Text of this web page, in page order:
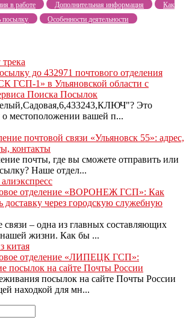
в работе
Дополнительная информация
Как
посылку
Особенности деятельности
до 432971 почтового отделения
ГСП-1» в Ульяновской области с
Поиска Посылок
Это
местоположении вашей п...
почтовой связи «Ульяновск 55»: адрес,
контакты
почты, где вы сможете отправить или
Наше отдел...
отделение «ВОРОНЕЖ ГСП»: Как
доставку через городскую служебную
связи – одна из главных составляющих
жизни. Как бы ...
отделение «ЛИПЕЦК ГСП»:
посылок на сайте Почты России
посылок на сайте Почты России
находкой для мн...